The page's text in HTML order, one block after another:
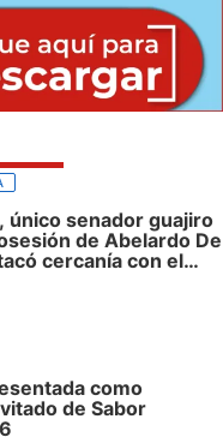
único senador guajiro
de Abelardo De
cercanía con el
como
de Sabor